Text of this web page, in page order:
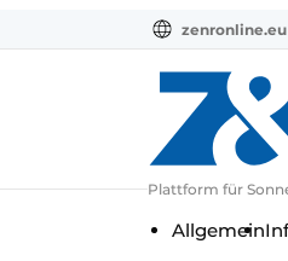
zenronline.eu
Plattform für
Allgemein